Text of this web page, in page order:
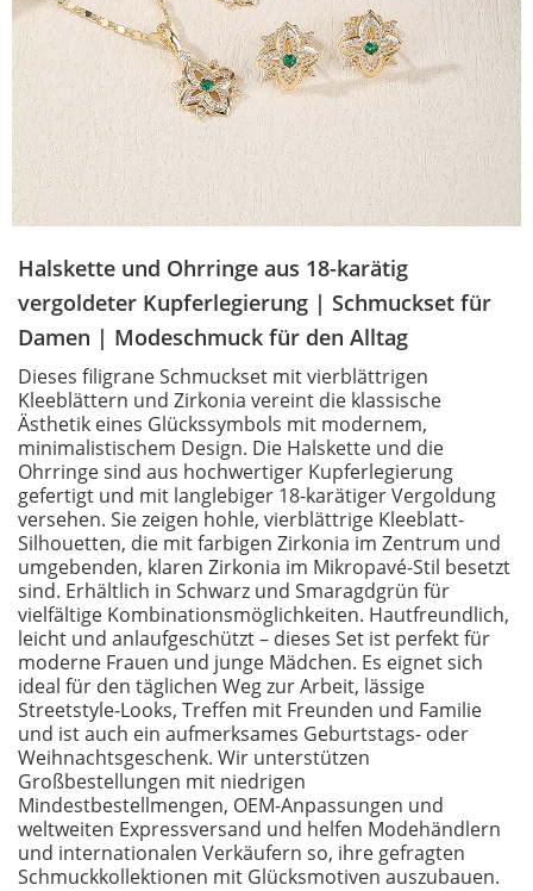
Halskette und Ohrringe aus 18-karätig
vergoldeter Kupferlegierung | Schmuckset für
Damen | Modeschmuck für den Alltag
Dieses filigrane Schmuckset mit vierblättrigen
Kleeblättern und Zirkonia vereint die klassische
Ästhetik eines Glückssymbols mit modernem,
minimalistischem Design. Die Halskette und die
Ohrringe sind aus hochwertiger Kupferlegierung
gefertigt und mit langlebiger 18-karätiger Vergoldung
versehen. Sie zeigen hohle, vierblättrige Kleeblatt-
Silhouetten, die mit farbigen Zirkonia im Zentrum und
umgebenden, klaren Zirkonia im Mikropavé-Stil besetzt
sind. Erhältlich in Schwarz und Smaragdgrün für
vielfältige Kombinationsmöglichkeiten. Hautfreundlich,
leicht und anlaufgeschützt – dieses Set ist perfekt für
moderne Frauen und junge Mädchen. Es eignet sich
ideal für den täglichen Weg zur Arbeit, lässige
Streetstyle-Looks, Treffen mit Freunden und Familie
und ist auch ein aufmerksames Geburtstags- oder
Weihnachtsgeschenk. Wir unterstützen
Großbestellungen mit niedrigen
Mindestbestellmengen, OEM-Anpassungen und
weltweiten Expressversand und helfen Modehändlern
und internationalen Verkäufern so, ihre gefragten
Schmuckkollektionen mit Glücksmotiven auszubauen.